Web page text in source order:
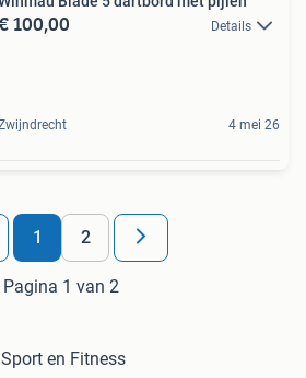
100,00 Details
4 mei 26
1 2
Pagina 1 van 2
en Fitness